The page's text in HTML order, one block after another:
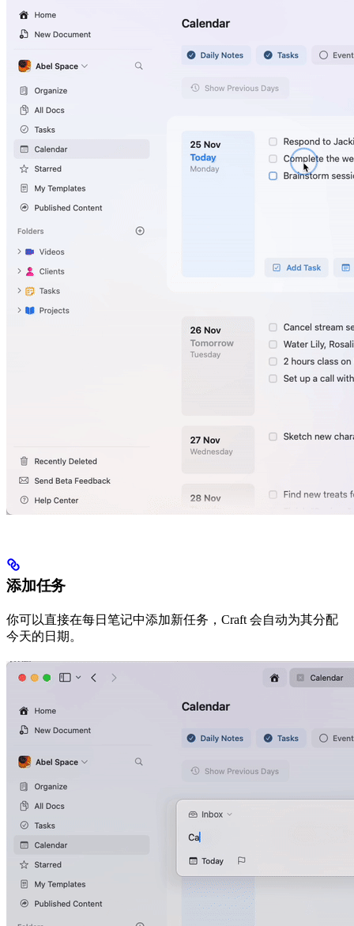
添加任务
你可以直接在每日笔记中添加新任务，Craft 会自动为其分配
今天的日期。